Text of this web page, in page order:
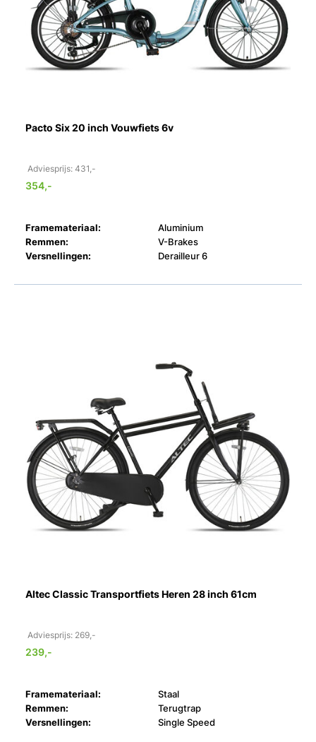
Pacto Six 20 inch Vouwfiets 6v
Adviesprijs: 431,-
354,-
Framemateriaal:
Aluminium
Remmen:
V-Brakes
Versnellingen:
Derailleur 6
Altec Classic Transportfiets Heren 28 inch 61cm
Adviesprijs: 269,-
239,-
Framemateriaal:
Staal
Remmen:
Terugtrap
Versnellingen:
Single Speed